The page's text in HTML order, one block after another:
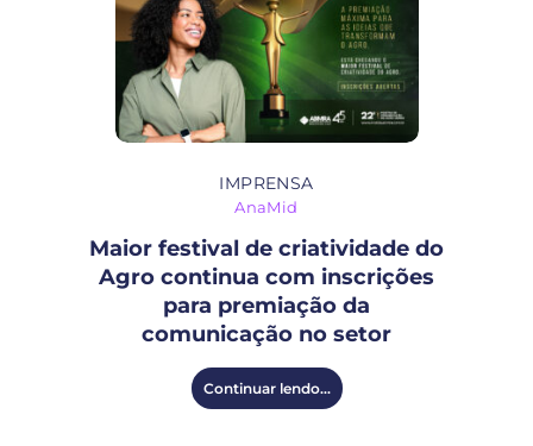
IMPRENSA
AnaMid
Maior festival de criatividade do
Agro continua com inscrições
para premiação da
comunicação no setor
Continuar lendo...